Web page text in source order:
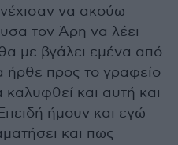
να ακούω
τον Άρη να λέει
με βγάλει εμένα από
ήρθε προς το γραφείο
και αυτή και
ήμουν και εγώ
και πως